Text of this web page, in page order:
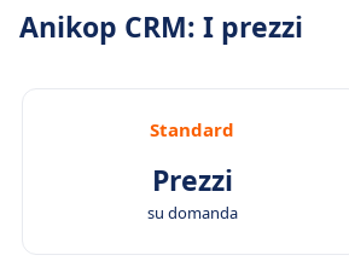
Anikop CRM: I prezzi
Standard
Prezzi
su domanda